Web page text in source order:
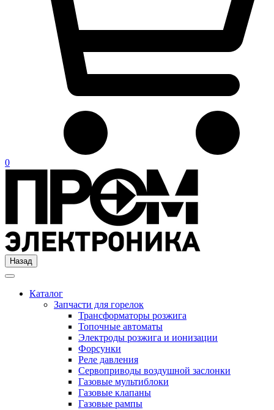
0
Назад
Каталог
Запчасти для горелок
Трансформаторы розжига
Топочные автоматы
Электроды розжига и ионизации
Форсунки
Реле давления
Сервоприводы воздушной заслонки
Газовые мультиблоки
Газовые клапаны
Газовые рампы